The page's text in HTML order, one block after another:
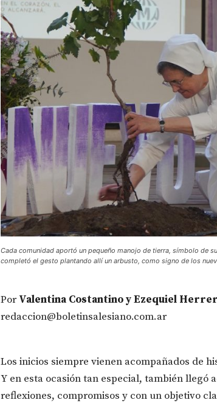
Cada comunidad aportó un pequeño manojo de tierra, símbolo de
completó el gesto plantando allí un arbusto, como signo de los
PorValentina Costantino y Ezequiel
redaccion@boletinsalesiano.com.ar
Los inicios siempre vienen acompañados de
Y en esta ocasión tan especial, también llegó
reflexiones, compromisos y con un objetivo